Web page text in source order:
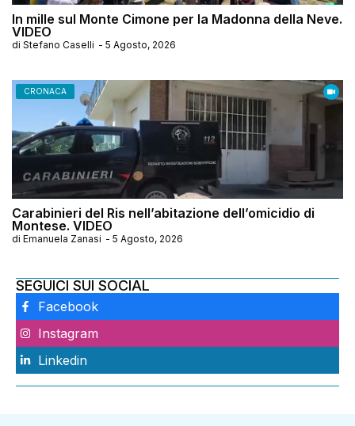
In mille sul Monte Cimone per la Madonna della Neve.
VIDEO
di Stefano Caselli - 5 Agosto, 2026
CRONACA
Carabinieri del Ris nell’abitazione dell’omicidio di
Montese. VIDEO
di Emanuela Zanasi - 5 Agosto, 2026
SEGUICI SUI SOCIAL
Facebook
Instagram
Linkedin